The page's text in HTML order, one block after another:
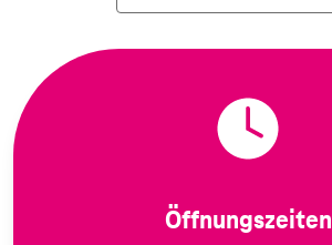
Öffnungszeiten